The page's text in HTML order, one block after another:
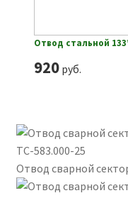
Отвод стальной
920руб.
Отвод сварной